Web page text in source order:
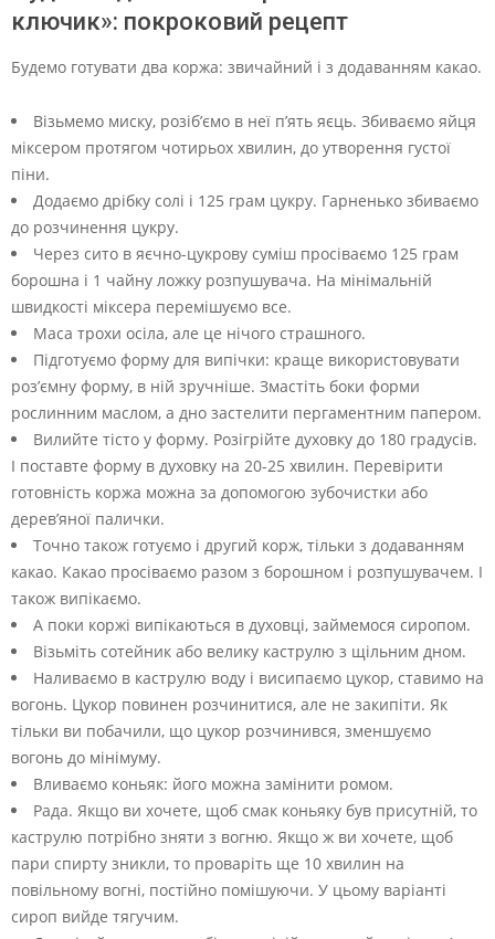
ключик»: покроковий рецепт
Будемо готувати два коржа: звичайний і з додаванням какао.
Візьмемо миску, розіб’ємо в неї п’ять яєць. Збиваємо яйця
міксером протягом чотирьох хвилин, до утворення густої
піни.
Додаємо дрібку солі і 125 грам цукру. Гарненько збиваємо
до розчинення цукру.
Через сито в яєчно-цукрову суміш просіваємо 125 грам
борошна і 1 чайну ложку розпушувача. На мінімальній
швидкості міксера перемішуємо все.
Маса трохи осіла, але це нічого страшного.
Підготуємо форму для випічки: краще використовувати
роз’ємну форму, в ній зручніше. Змастіть боки форми
рослинним маслом, а дно застелити пергаментним папером.
Вилийте тісто у форму. Розігрійте духовку до 180 градусів.
І поставте форму в духовку на 20-25 хвилин. Перевірити
готовність коржа можна за допомогою зубочистки або
дерев’яної палички.
Точно також готуємо і другий корж, тільки з додаванням
какао. Какао просіваємо разом з борошном і розпушувачем. І
також випікаємо.
А поки коржі випікаються в духовці, займемося сиропом.
Візьміть сотейник або велику каструлю з щільним дном.
Наливаємо в каструлю воду і висипаємо цукор, ставимо на
вогонь. Цукор повинен розчинитися, але не закипіти. Як
тільки ви побачили, що цукор розчинився, зменшуємо
вогонь до мінімуму.
Вливаємо коньяк: його можна замінити ромом.
Рада. Якщо ви хочете, щоб смак коньяку був присутній, то
каструлю потрібно зняти з вогню. Якщо ж ви хочете, щоб
пари спирту зникли, то проваріть ще 10 хвилин на
повільному вогні, постійно помішуючи. У цьому варіанті
сироп вийде тягучим.